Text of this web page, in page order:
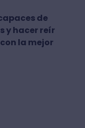
de
y hacer reír
la mejor